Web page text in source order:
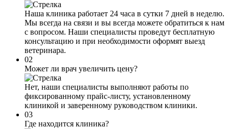
Наша клиника работает 24 часа в сутки 7 дней в неделю.
Мы всегда на связи и вы всегда можете обратиться к нам
с вопросом. Наши специалисты проведут бесплатную
консультацию и при необходимости оформят выезд
ветеринара.
02
Может ли врач увеличить цену?
Нет, наши специалисты выполняют работы по
фиксированному прайс-листу, установленному
клиникой и заверенному руководством клиники.
03
Где находится клиника?